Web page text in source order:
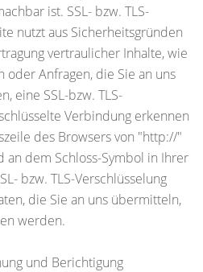
ist. SSL- bzw. TLS-
nutzt aus Sicherheitsgründen
vertraulicher Inhalte, wie
oder Anfragen, die Sie an uns
eine SSL-bzw. TLS-
Verbindung erkennen
des Browsers von "http://"
dem Schloss-Symbol in Ihrer
bzw. TLS-Verschlüsselung
die Sie an uns übermitteln,
werden.
und Berichtigung